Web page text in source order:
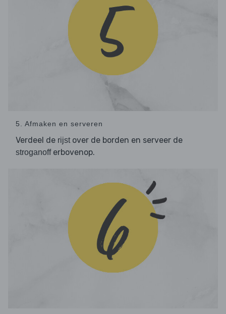
5. Afmaken en serveren
Verdeel de rijstover de borden en serveer de
stroganofferbovenop.